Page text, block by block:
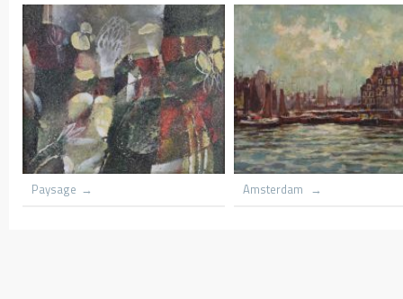
Village du congo Le hameau